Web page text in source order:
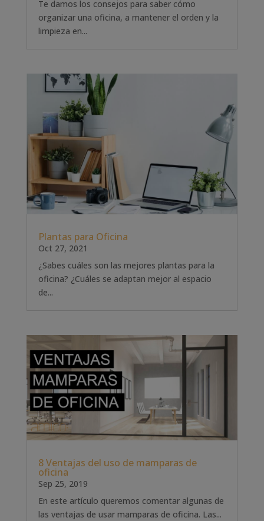
Te damos los consejos para saber cómo
organizar una oficina, a mantener el orden y la
limpieza en...
Plantas para Oficina
Oct 27, 2021
¿Sabes cuáles son las mejores plantas para la
oficina? ¿Cuáles se adaptan mejor al espacio
de...
8 Ventajas del uso de mamparas de
oficina
Sep 25, 2019
En este artículo queremos comentar algunas de
las ventajas de usar mamparas de oficina. Las...